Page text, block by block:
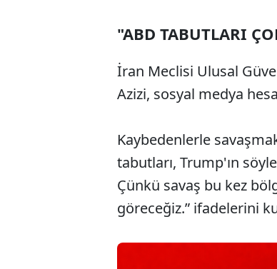
"ABD TABUTLARI
İran Meclisi Ulusal
Azizi, sosyal medya
Kaybedenlerle
tabutları, Trump'ın
Çünkü savaş bu kez
göreceğiz.” ifadelerini